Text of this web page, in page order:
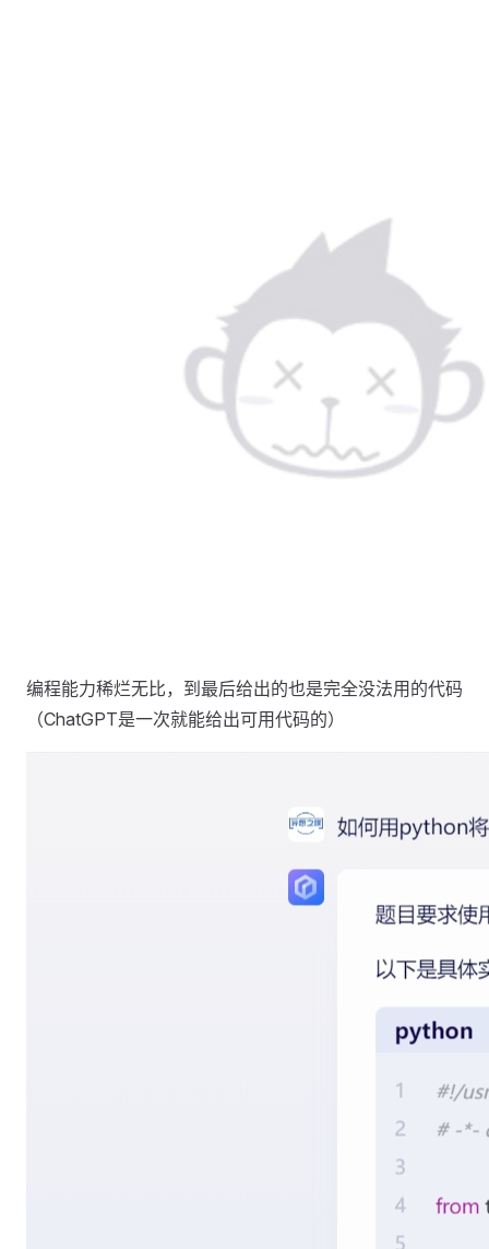
编程能力稀烂无比，到最后给出的也是完全没法用的代码
（ChatGPT是一次就能给出可用代码的）